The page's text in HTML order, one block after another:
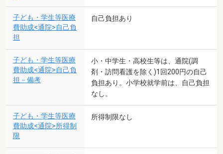
子ども・学生等医療
費助成<通院>自己負
担
自己負担あり
子ども・学生等医療
費助成<通院>自己負
担－備考
小・中学生・高校生等は、通院(調
剤・訪問看護を除く)1回200円の自己
負担あり。小学校就学前は、自己負担
なし。
子ども・学生等医療
費助成<通院>所得制
限
所得制限なし